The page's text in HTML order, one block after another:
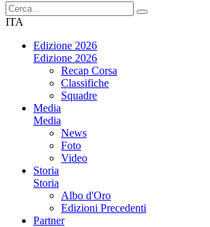
ITA
Edizione 2026
Edizione 2026
Recap Corsa
Classifiche
Squadre
Media
Media
News
Foto
Video
Storia
Storia
Albo d'Oro
Edizioni Precedenti
Partner